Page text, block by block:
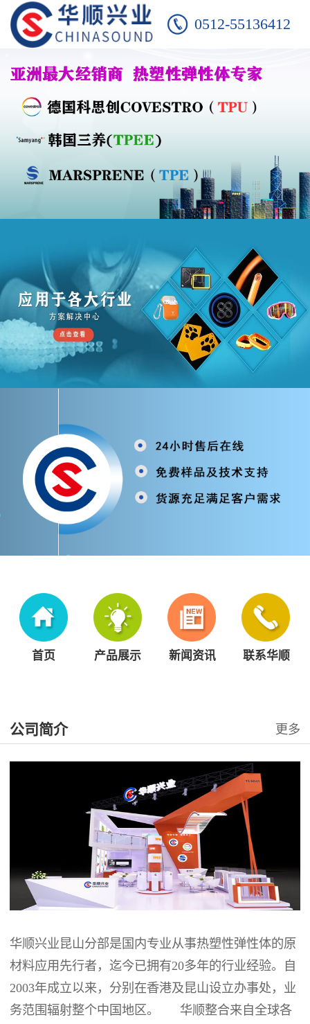
0512-55136412
首页 产品展示 新闻资讯 联系华顺
公司简介 更多
华顺兴业昆山分部是国内专业从事热塑性弹性体的原
材料应用先行者，迄今已拥有20多年的行业经验。自
2003年成立以来，分别在香港及昆山设立办事处，业
务范围辐射整个中国地区。 华顺整合来自全球各